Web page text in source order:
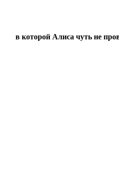
в которой Алиса чуть не